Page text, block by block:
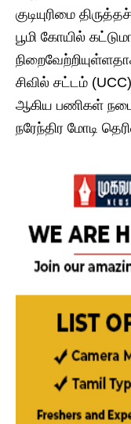
குடியுரிமை
பூமி கோயில்
சிவில் சட்டம்
ஆகிய பணிகள்
நரேந்திர மோடி